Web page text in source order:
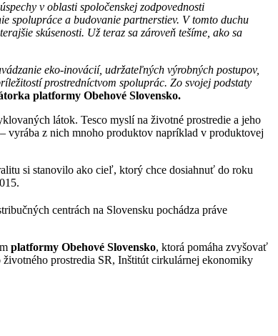
v oblasti spoločenskej zodpovednosti
spolupráce a budovanie partnerstiev. V tomto duchu
skúsenosti. Už teraz sa zároveň tešíme, ako sa
eko-inovácií, udržateľných výrobných postupov,
prostredníctvom spoluprác. Zo svojej podstaty
platformy Obehové Slovensko.
látok. Tesco myslí na životné prostredie a jeho
vyrába z nich mnoho produktov napríklad v produktovej
si stanovilo ako cieľ, ktorý chce dosiahnuť do roku
centrách na Slovensku pochádza práve
platformy Obehové Slovensko, ktorá pomáha zvyšovať
prostredia SR, Inštitút cirkulárnej ekonomiky